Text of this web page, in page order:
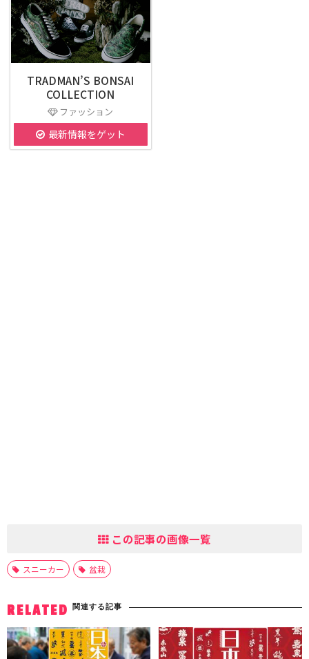
TRADMAN’S BONSAI
COLLECTION
ファッション
最新情報をゲット
この記事の画像一覧
スニーカー 盆栽
RELATED 関連する記事